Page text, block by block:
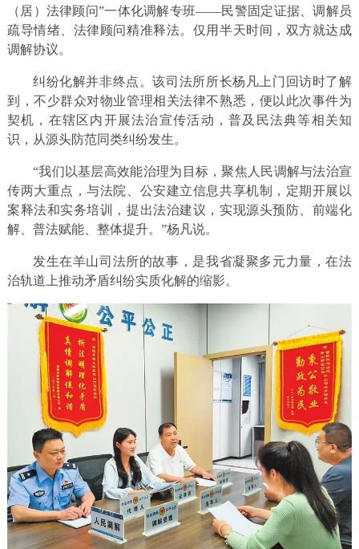
（居）法律顾问”一体化调解专班——民警固定证据、调解员
疏导情绪、法律顾问精准释法。仅用半天时间，双方就达成
调解协议。
纠纷化解并非终点。该司法所所长杨凡上门回访时了解
到，不少群众对物业管理相关法律不熟悉，便以此次事件为
契机，在辖区内开展法治宣传活动，普及民法典等相关知
识，从源头防范同类纠纷发生。
“我们以基层高效能治理为目标，聚焦人民调解与法治宣
传两大重点，与法院、公安建立信息共享机制，定期开展以
案释法和实务培训，提出法治建议，实现源头预防、前端化
解、普法赋能、整体提升。”杨凡说。
发生在羊山司法所的故事，是我省凝聚多元力量，在法
治轨道上推动矛盾纠纷实质化解的缩影。